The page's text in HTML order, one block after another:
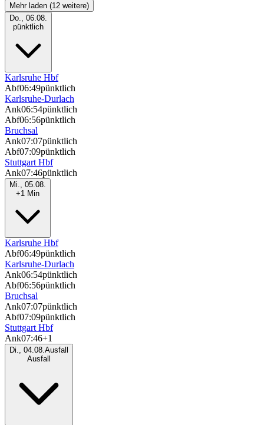
Mehr laden (12 weitere)
Do., 06.08.
pünktlich
Karlsruhe Hbf
Abf06:49pünktlich
Karlsruhe-Durlach
Ank06:54pünktlich
Abf06:56pünktlich
Bruchsal
Ank07:07pünktlich
Abf07:09pünktlich
Stuttgart Hbf
Ank07:46pünktlich
Mi., 05.08.
+1 Min
Karlsruhe Hbf
Abf06:49pünktlich
Karlsruhe-Durlach
Ank06:54pünktlich
Abf06:56pünktlich
Bruchsal
Ank07:07pünktlich
Abf07:09pünktlich
Stuttgart Hbf
Ank07:46+1
Di., 04.08.Ausfall
Ausfall